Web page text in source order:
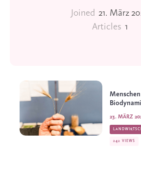
Joined 21. März
Articles 1
23. MÄRZ
242 VIEWS